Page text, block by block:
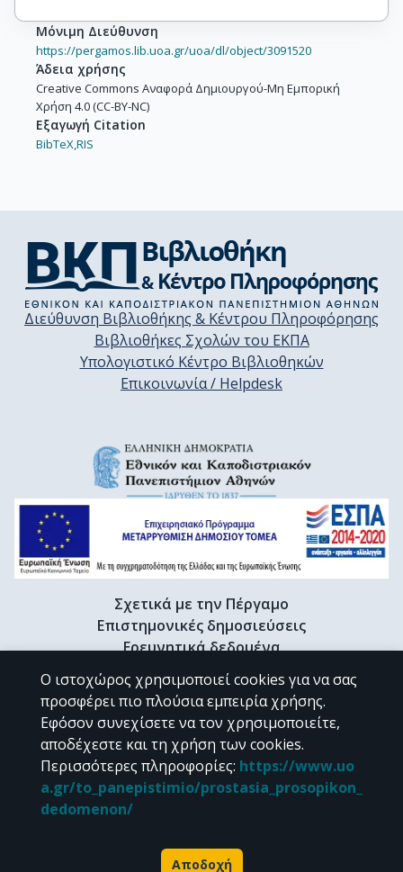
Μόνιμη Διεύθυνση
https://pergamos.lib.uoa.gr/uoa/dl/object/3091520
Άδεια χρήσης
Creative Commons Αναφορά Δημιουργού-Μη Εμπορική
Χρήση 4.0 (CC-BY-NC)
Εξαγωγή Citation
BibTeX,RIS
Διεύθυνση Βιβλιοθήκης & Κέντρου Πληροφόρησης
Βιβλιοθήκες Σχολών του ΕΚΠΑ
Υπολογιστικό Κέντρο Βιβλιοθηκών
Επικοινωνία / Helpdesk
Σχετικά με την Πέργαμο
Επιστημονικές δημοσιεύσεις
Ερευνητικά δεδομένα
Διδακτορικές διατριβές & Γκρίζα βιβλιογραφία
Προφίλ Ερευνητή
CC BY-NC 4.0
Εκτός αν αναφέρεται διαφορετικά, το υλικό της "Περγάμου" διατίθεται
Powered by
Ο ιστοχώρος χρησιμοποιεί cookies για να σας
προσφέρει πιο πλούσια εμπειρία χρήσης.
Εφόσον συνεχίσετε να τον χρησιμοποιείτε,
αποδέχεστε και τη χρήση των cookies.
Περισσότερες πληροφορίες: https://www.uo
a.gr/to_panepistimio/prostasia_prosopikon_
dedomenon/
Αποδοχή